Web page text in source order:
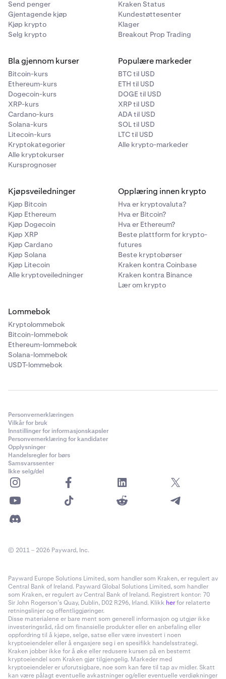
Hvis banken din støtter Osko, vil det automatisk bli
aktivert når du foretar et innskudd. Vær
oppmerksom på at enkelte banker har daglige
mer informasjon om deres grenser.
•
Hvor finner jeg opplysningene om bankoverføringen
min med Osko?
Når du ønsker å sette inn AUD, velger du
Bankoverføring/Osko som innskuddsmetode. Der vil
du finne kontonavn, kontonummer og BSB-nummer
for overføringen.
Hvordan setter jeg inn AUDeller kontakte vårt
døgnåpne supportteam.
PayID:PayID er en annen tjeneste for umiddelbare
betalinger som er tilgjengelig for Kraken-kunder i
Australia, og som gjør det mulig å sende AUD til en e-
postadresse.
Du finner din unike PayID-e-postadresse sammen med
Osko-informasjonen for bankoverføring når du velger
Hvis du ønsker mer hjelp, kan du se vår veiledning
supportteam.
Vi støtter dessverre ikke uttak via PayID for øyeblikket,
men vi jobber med saken.
Send penger
Gjentagende kjøp
Kjøp krypto
Selg krypto
Kraken Status
Kundestøttesenter
Klager
Breakout Prop Trading
Bla gjennom kurser
Bitcoin-kurs
Ethereum-kurs
Dogecoin-kurs
XRP-kurs
Cardano-kurs
Solana-kurs
Litecoin-kurs
Kryptokategorier
Alle kryptokurser
Kursprognoser
Populære markeder
BTC til USD
ETH til USD
DOGE til USD
XRP til USD
ADA til USD
SOL til USD
LTC til USD
Alle krypto-markeder
Kjøpsveiledninger
Kjøp Bitcoin
Kjøp Ethereum
Kjøp Dogecoin
Kjøp XRP
Kjøp Cardano
Kjøp Solana
Kjøp Litecoin
Alle kryptoveiledninger
Opplæring innen krypto
Hva er kryptovaluta?
Hva er Bitcoin?
Hva er Ethereum?
Beste plattform for krypto-
futures
Beste kryptobørser
Kraken kontra Coinbase
Kraken kontra Binance
Lær om krypto
Lommebok
Kryptolommebok
Bitcoin-lommebok
Ethereum-lommebok
Solana-lommebok
USDT-lommebok
Personvernerklæringen
Vilkår for bruk
Innstillinger for informasjonskapsler
Personvernerklæring for kandidater
Opplysninger
Handelsregler for børs
Samsvarssenter
Ikke selg/del
© 2011 – 2026 Payward, Inc.
Payward Europe Solutions Limited, som handler som Kraken, er regulert av
Central Bank of Ireland. Payward Global Solutions Limited, som handler
som Kraken, er regulert av Central Bank of Ireland. Registrert kontor: 70
Sir John Rogerson’s Quay, Dublin, D02 R296, Irland. Klikk herfor relaterte
retningslinjer og offentliggjøringer.
Disse materialene er bare ment som generell informasjon og utgjør ikke
investeringsråd, råd om finansielle produkter eller en anbefaling eller
oppfordring til å kjøpe, selge, satse eller være investert i noen
kryptoeiendeler eller å engasjere seg i en spesifikk handelsstrategi.
Kraken jobber ikke for å øke eller redusere kursen på en bestemt
kryptoeiendel som Kraken gjør tilgjengelig. Markeder med
kryptoeiendeler er uforutsigbare, noe som kan føre til tap av midler. Skatt
kan være pålagt eventuelle avkastninger og/eller eventuelle verdiøkninger